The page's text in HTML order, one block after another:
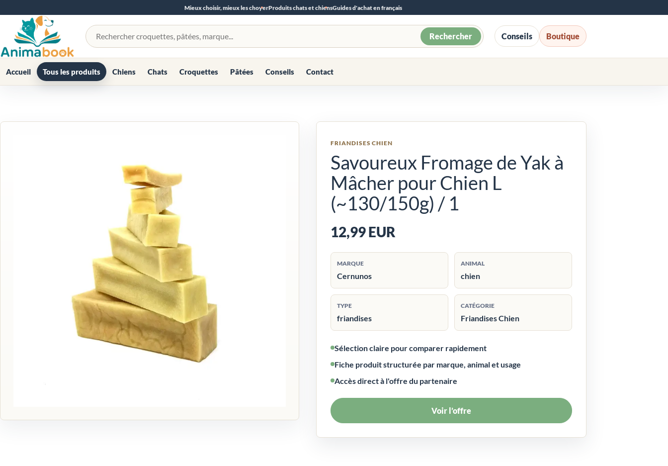
Mieux choisir, mieux les choyerProduits chats et chiensGuides d'achat en français
Rechercher un produit Rechercher Conseils Boutique
Accueil Tous les produits Chiens Chats Croquettes Pâtées Conseils Contact
FRIANDISES CHIEN
Savoureux Fromage de Yak à
Mâcher pour Chien L
(~130/150g) / 1
12,99 EUR
MARQUE
Cernunos
ANIMAL
chien
TYPE
friandises
CATÉGORIE
Friandises Chien
Sélection claire pour comparer rapidement
Fiche produit structurée par marque, animal et usage
Accès direct à l'offre du partenaire
Voir l’offre